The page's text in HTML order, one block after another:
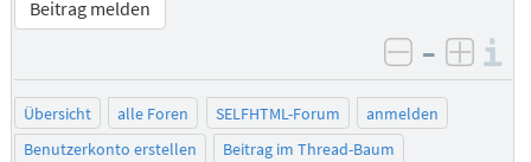
Beitrag melden
negativ
–
Übersicht alle Foren SELFHTML-Forum
anmelden
Benutzerkonto erstellen
Beitrag im Thread-Baum